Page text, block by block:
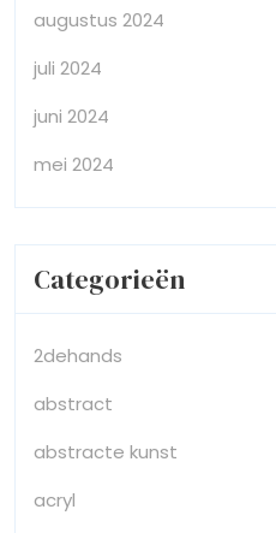
augustus 2024
juli 2024
juni 2024
mei 2024
Categorieën
2dehands
abstract
abstracte kunst
acryl